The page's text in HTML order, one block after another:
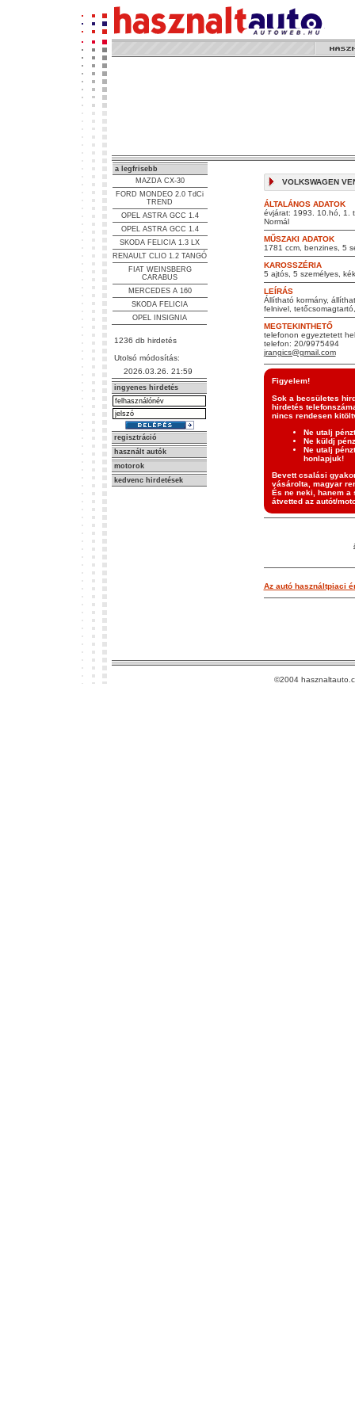
a legfrisebb
MAZDA CX-30
FORD MONDEO 2.0 TdCi
TREND
OPEL ASTRA GCC 1.4
OPEL ASTRA GCC 1.4
SKODA FELICIA 1.3 LX
RENAULT CLIO 1.2 TANGÓ
FIAT WEINSBERG
CARABUS
MERCEDES A 160
SKODA FELICIA
OPEL INSIGNIA
1236 db hirdetés
Utolsó módosítás:
2026.03.26. 21:59
ingyenes hirdetés
regisztráció
használt autók
motorok
kedvenc hirdetések
VOLKSWAGEN
ÁLTALÁNOS ADATOK
évjárat: 1993. 10.hó, 1.
Normál
MŰSZAKI ADATOK
1781 ccm, benzines, 5
KAROSSZÉRIA
5 ajtós, 5 személyes,
LEÍRÁS
Állítható kormány,
felnivel,
MEGTEKINTHETŐ
telefonon egyeztetett
telefon: 20/9975494
jrangics@gmail.com
Figyelem!
Sok a becsületes
hirdetés
nincs rendesen
Ne utalj
Ne küldj
Ne utalj
honlapjuk!
Bevett csalási
vásárolta, magyar
És ne neki, hanem a
átvetted az autót/
Az autó használtpiaci
©2004